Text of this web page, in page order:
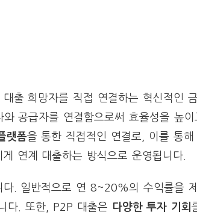
출 희망자를 직접 연결하는 혁신적인
공급자를 연결함으로써 효율성을 높
랫폼을 통한 직접적인 연결로, 이를 통
연계 대출하는 방식으로 운영됩니다.
다. 일반적으로 연 8~20%의 수익률을
다. 또한, P2P 대출은 다양한 투자 기회